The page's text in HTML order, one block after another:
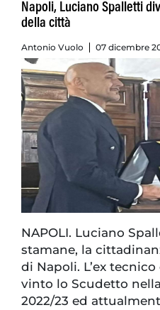
Napoli, Luciano Spalletti
della città
Antonio Vuolo 07 dicembre
NAPOLI. Luciano
stamane, la
di Napoli. L’ex
vinto lo Scudetto
2022/23 ed